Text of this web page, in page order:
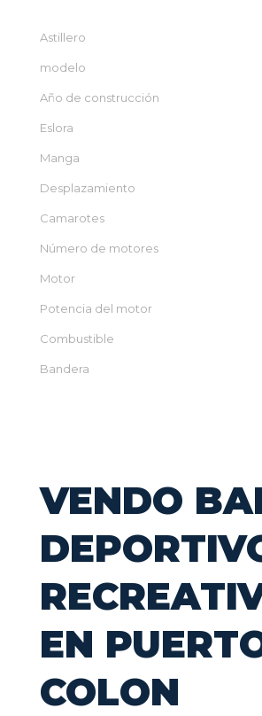
Astillero
modelo
Año de construcción
Eslora
Manga
Desplazamiento
Camarotes
Número de motores
Motor
Potencia del motor
Combustible
Bandera
VENDO
EN
COLON